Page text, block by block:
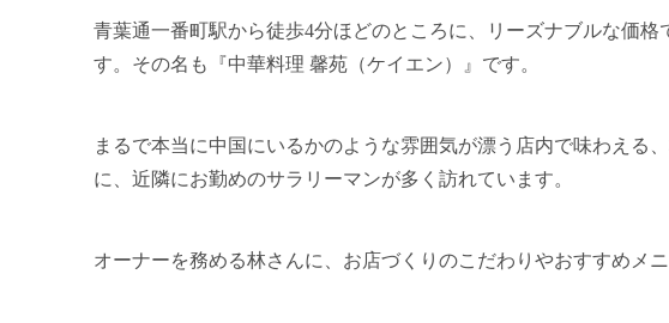
青葉通一番町駅から徒歩4分ほどのところに、リーズナブルな価
す。その名も『中華料理 馨苑（ケイエン）』です。
まるで本当に中国にいるかのような雰囲気が漂う店内で味わえる
に、近隣にお勤めのサラリーマンが多く訪れています。
オーナーを務める林さんに、お店づくりのこだわりやおすすめメ